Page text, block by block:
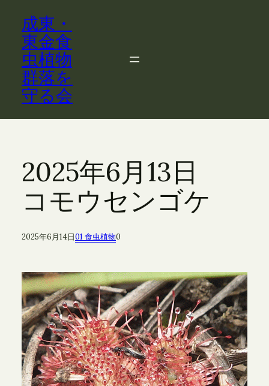
成東・
東金食
虫植物
群落を
守る会
2025年6月13日
コモウセンゴケ
2025年6月14日01 食虫植物0